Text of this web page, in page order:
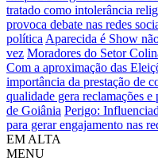
tratado como intolerância
provoca debate nas redes
política Aparecida é Show
vez Moradores do Setor
Com a aproximação das
importância da prestação de
qualidade gera reclamações
de Goiânia Perigo:
para gerar engajamento nas
EM ALTA
MENU